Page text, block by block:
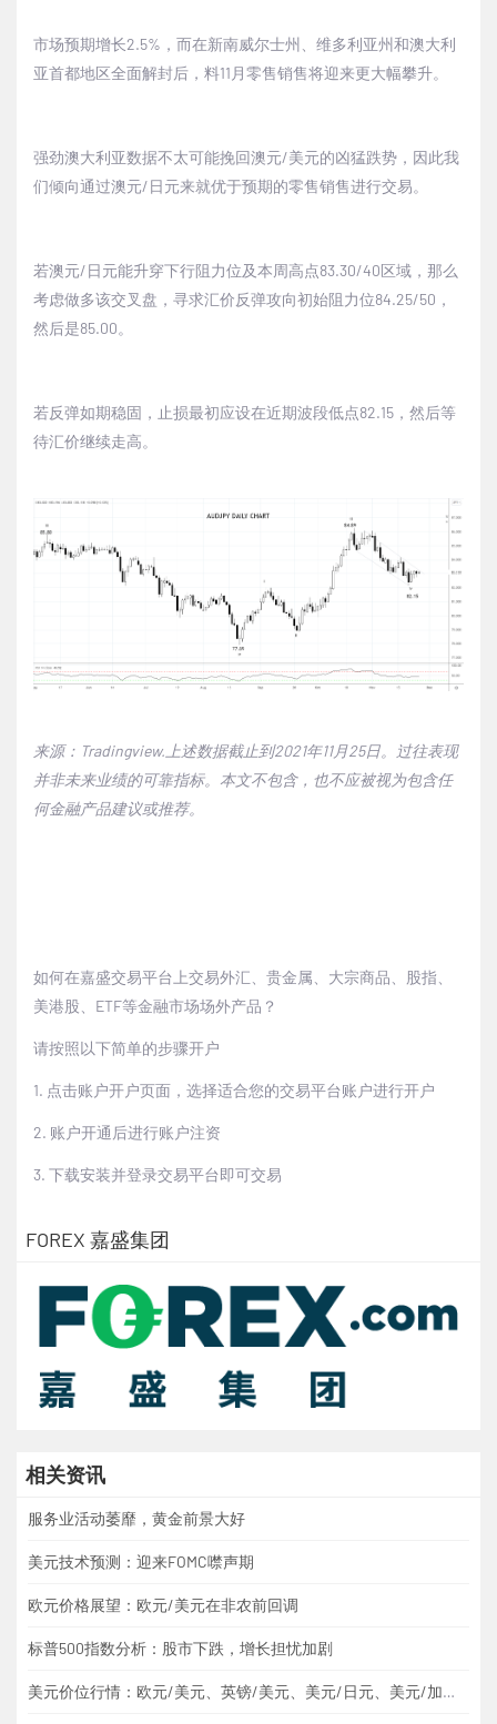
市场预期增长2.5%，而在新南威尔士州、维多利亚州和澳大利
亚首都地区全面解封后，料11月零售销售将迎来更大幅攀升。
强劲澳大利亚数据不太可能挽回澳元/美元的凶猛跌势，因此我
们倾向通过澳元/日元来就优于预期的零售销售进行交易。
若澳元/日元能升穿下行阻力位及本周高点83.30/40区域，那么
考虑做多该交叉盘，寻求汇价反弹攻向初始阻力位84.25/50，
然后是85.00。
若反弹如期稳固，止损最初应设在近期波段低点82.15，然后等
待汇价继续走高。
来源：Tradingview.上述数据截止到2021年11月25日。过往表现
并非未来业绩的可靠指标。本文不包含，也不应被视为包含任
何金融产品建议或推荐。
如何在嘉盛交易平台上交易外汇、贵金属、大宗商品、股指、
美港股、ETF等金融市场场外产品？
请按照以下简单的步骤开户
1. 点击账户开户页面 ，选择适合您的交易平台账户进行开户
2. 账户开通后进行账户注资
3. 下载安装并登录交易平台即可交易
FOREX 嘉盛集团
相关资讯
服务业活动萎靡，黄金前景大好
美元技术预测：迎来FOMC噤声期
欧元价格展望：欧元/美元在非农前回调
标普500指数分析：股市下跌，增长担忧加剧
美元价位行情：欧元/美元、英镑/美元、美元/日元、美元/加元、黄金